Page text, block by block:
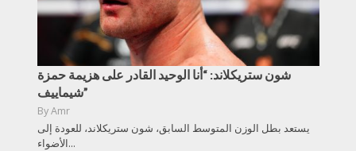
شون ستريكلاند: “أنا الوحيد القادر على هزيمة حمزة
شيماييف”
ByAmr
يستعد بطل الوزن المتوسط السابق، شون ستريكلاند، للعودة إلى
الأضواء...